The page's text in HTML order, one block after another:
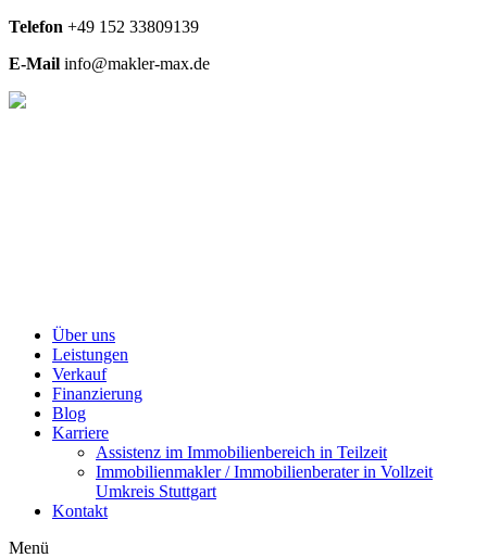
Telefon +49 152 33809139
E-Mail info@makler-max.de
Über uns
Leistungen
Verkauf
Finanzierung
Blog
Karriere
Assistenz im Immobilienbereich in Teilzeit
Immobilienmakler / Immobilienberater in Vollzeit
Umkreis Stuttgart
Kontakt
Menü